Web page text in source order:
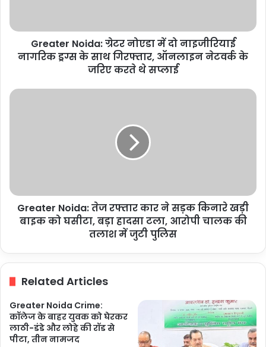
ड्रग्स
साथ
नेटवर्क
Greater Noida: ग्रेटर नोएडा में दो नाइजीरियाई
नागरिक ड्रग्स के साथ गिरफ्तार, ऑनलाइन नेटवर्क के
जरिए करते थे सप्लाई
Greater
खड़ी
बाइक
आरोपी
की
तलाश
में
जुटी
Greater Noida: तेज रफ्तार कार ने सड़क किनारे खड़ी
बाइक को घसीटा, बड़ा हादसा टला, आरोपी चालक की
तलाश में जुटी पुलिस
Related Articles
Greater Noida Crime:
कॉलेज के बाहर युवक को घेरकर
लाठी-डंडे और लोहे की रॉड से
पीटा, तीन नामजद